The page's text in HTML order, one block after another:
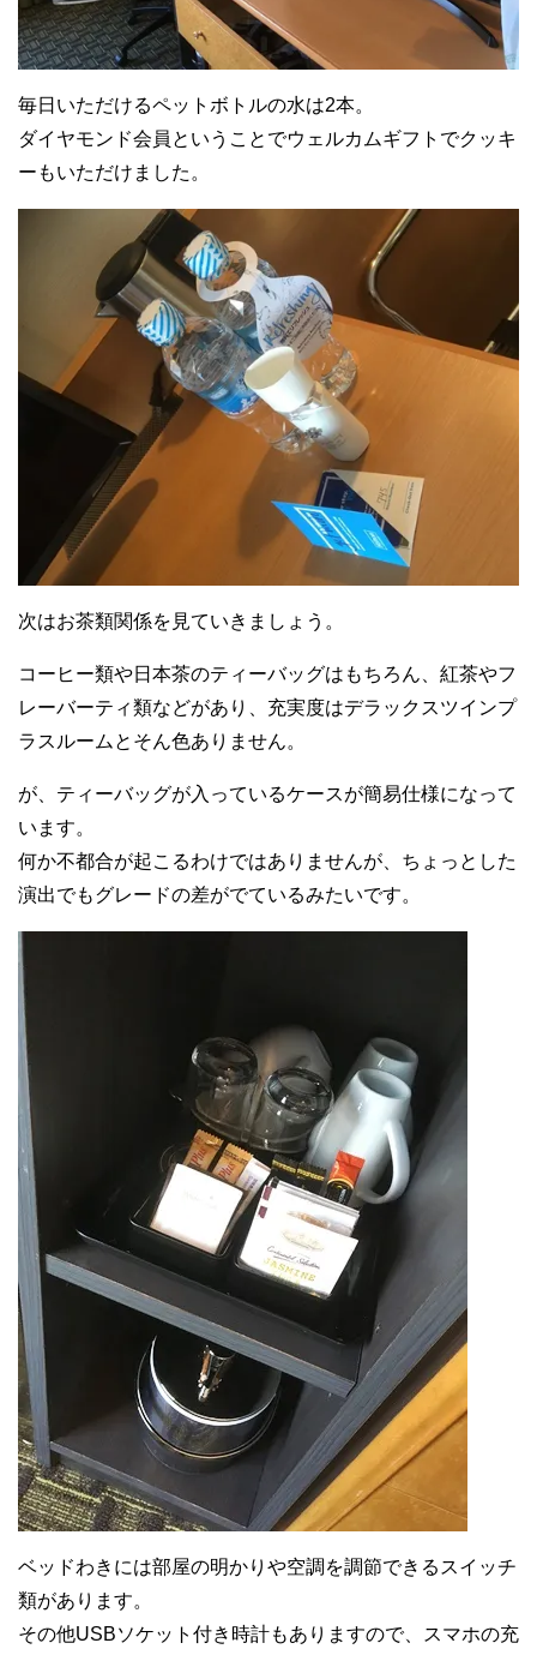
毎日いただけるペットボトルの水は2本。
ダイヤモンド会員ということでウェルカムギフトでクッキ
ーもいただけました。
次はお茶類関係を見ていきましょう。
コーヒー類や日本茶のティーバッグはもちろん、紅茶やフ
レーバーティ類などがあり、充実度はデラックスツインプ
ラスルームとそん色ありません。
が、ティーバッグが入っているケースが簡易仕様になって
います。
何か不都合が起こるわけではありませんが、ちょっとした
演出でもグレードの差がでているみたいです。
ベッドわきには部屋の明かりや空調を調節できるスイッチ
類があります。
その他USBソケット付き時計もありますので、スマホの充